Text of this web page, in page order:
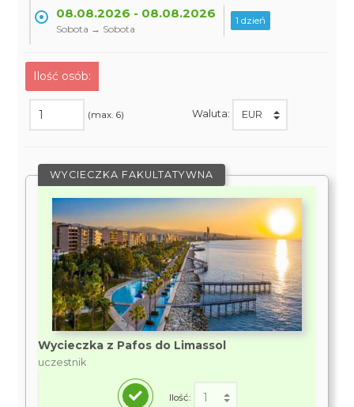
08.08.2026 - 08.08.2026
Sobota → Sobota
1 dzień
Ilość osób:
(max. 6) Waluta:
WYCIECZKA FAKULTATYWNA
Wycieczka z Pafos do Limassol
uczestnik
Ilość: